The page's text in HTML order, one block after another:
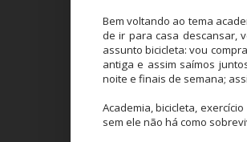
Bem voltando ao tema
de ir para casa descansar,
assunto bicicleta: vou
antiga e assim saímos
noite e finais de semana;
Academia, bicicleta,
sem ele não há como